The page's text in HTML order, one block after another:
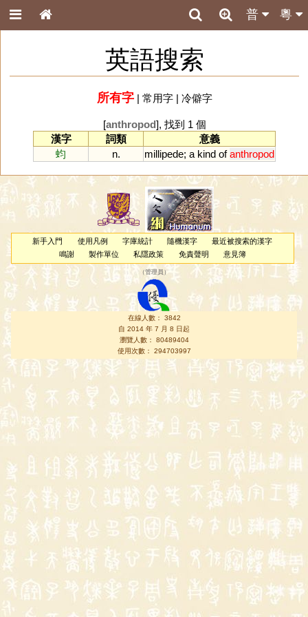
粵
普
英語搜索
所有字| 常用字| 冷僻字
[anthropod], 找到 1 個
漢字
詞類
意義
蚐
n. millipede; a kind of anthropod
新手入門 使用凡例 字庫統計 隨機漢字
最近被搜索的漢字
鳴謝
製作單位 私隱政策 免責聲明 意見簿
（管理員 ）
在線人數： 3842
自 2014 年 7 月 8 日起
瀏覽人數： 80489404
使用次數： 294703997